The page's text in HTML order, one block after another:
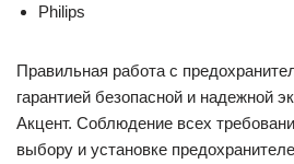
Philips
Правильная работа с
гарантией безопасной и надежной
Акцент. Соблюдение всех
выбору и установке